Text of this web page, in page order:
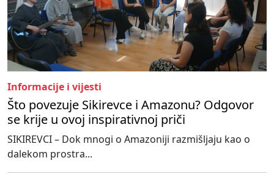
Informacije i vijesti
Što povezuje Sikirevce i Amazonu? Odgovor
se krije u ovoj inspirativnoj priči
SIKIREVCI – Dok mnogi o Amazoniji razmišljaju kao o
dalekom prostra...